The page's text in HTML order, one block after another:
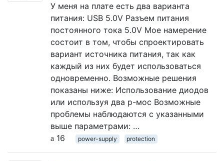
У меня на плате есть два варианта
питания: USB 5.0V Разъем питания
постоянного тока 5.0V Мое намерение
состоит в том, чтобы спроектировать
вариант источника питания, так как
каждый из них будет использоваться
одновременно. Возможные решения
показаны ниже: Использование диодов
или используя два р-мос Возможные
проблемы наблюдаются с указанными
выше параметрами: …
16
power-supply protection